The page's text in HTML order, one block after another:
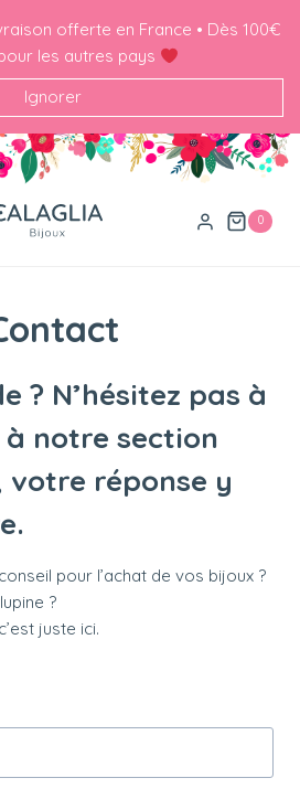
offerte en France • Dès 100€
les autres pays
Ignorer
0
? N’hésitez pas à
notre section
votre réponse y
pour l’achat de vos bijoux ?
?
juste ici.